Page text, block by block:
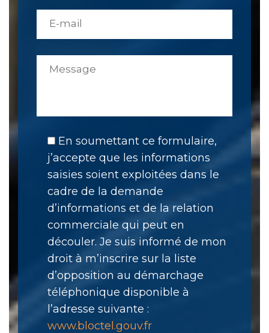
En soumettant ce formulaire,
j’accepte que les informations
saisies soient exploitées dans le
cadre de la demande
d’informations et de la relation
commerciale qui peut en
découler. Je suis informé de mon
droit à m’inscrire sur la liste
d’opposition au démarchage
téléphonique disponible à
l’adresse suivante :
www.bloctel.gouv.fr